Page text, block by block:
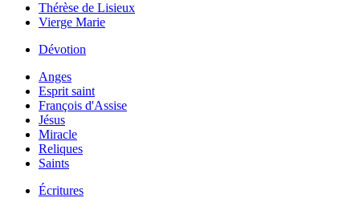
Thérèse de Lisieux
Vierge Marie
Dévotion
Anges
Esprit saint
François d'Assise
Jésus
Miracle
Reliques
Saints
Écritures